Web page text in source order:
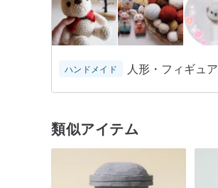
ハンドメイド 人形・フィギュア
類似アイテム